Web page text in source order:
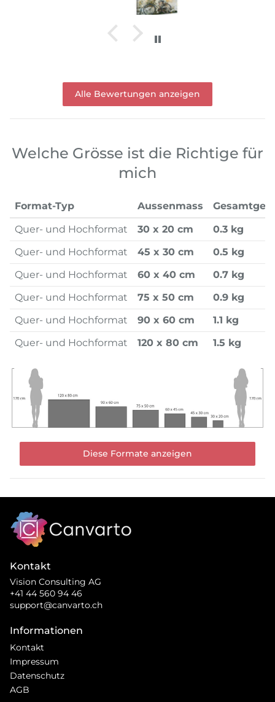
Alle Bewertungen anzeigen
Welche Grösse ist die Richtige für
mich
Format-Typ Aussenmass
Quer- und Hochformat
30 x 20 cm
0.3 kg
Quer- und Hochformat
45 x 30 cm
0.5 kg
Quer- und Hochformat
60 x 40 cm
0.7 kg
Quer- und Hochformat
75 x 50 cm
0.9 kg
Quer- und Hochformat
90 x 60 cm
1.1 kg
Quer- und Hochformat
120 x 80 cm 1.5 kg
Diese Formate anzeigen
Kontakt
Vision Consulting AG
+41 44 560 94 46
support@canvarto.ch
Informationen
Kontakt
Impressum
Datenschutz
AGB